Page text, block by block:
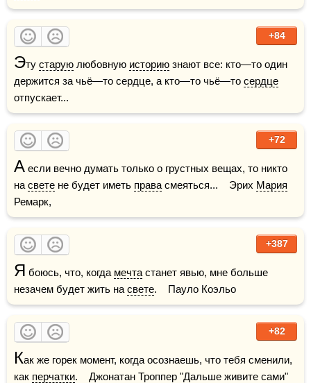
+84
Эту старую любовную историю знают все: кто—то один
держится за чьё—то сердце, а кто—то чьё—то сердце
отпускает...
+72
А если вечно думать только о грустных вещах, то никто
на свете не будет иметь права смеяться...    Эрих Мария
Ремарк,
+387
Я боюсь, что, когда мечта станет явью, мне больше
незачем будет жить на свете.    Пауло Коэльо
+82
Как же горек момент, когда осознаешь, что тебя сменили,
как перчатки.    Джонатан Троппер "Дальше живите сами"